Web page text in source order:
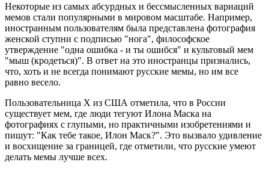
Некоторые из самых абсурдных и бессмысленных вариаций
мемов стали популярными в мировом масштабе. Например,
иностранным пользователям была представлена фотография
женской ступни с подписью "нога", философское
утверждение "одна ошибка - и ты ошибся" и культовый мем
"мыш (кродеться)". В ответ на это иностранцы признались,
что, хоть и не всегда понимают русские мемы, но им все
равно весело.
Пользовательница X из США отметила, что в России
существует мем, где люди тегуют Илона Маска на
фотографиях с глупыми, но практичными изобретениями и
пишут: "Как тебе такое, Илон Маск?". Это вызвало удивление
и восхищение за границей, где отметили, что русские умеют
делать мемы лучше всех.